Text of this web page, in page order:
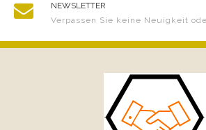
NEWSLETTER
Verpassen Sie keine Neuigkeit